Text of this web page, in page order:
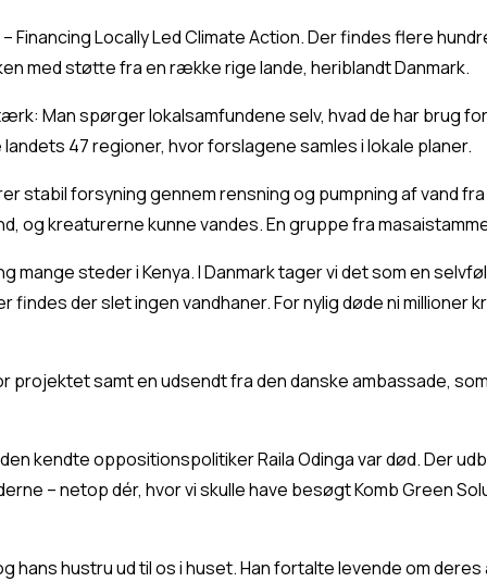
Financing Locally Led Climate Action. Der findes flere
med støtte fra en række rige lande, heriblandt Danmark.
Man spørger lokalsamfundene selv, hvad de har brug
47 regioner, hvor forslagene samles i lokale planer.
stabil forsyning gennem rensning og pumpning af vand
og kreaturerne kunne vandes. En gruppe fra
mange steder i Kenya. I Danmark tager vi det som en
findes der slet ingen vandhaner. For nylig døde ni millioner
samt en udsendt fra den danske ambassade,
kendte oppositionspolitiker Raila Odinga var død. Der
– netop dér, hvor vi skulle have besøgt Komb Green
hans hustru ud til os i huset. Han fortalte levende om